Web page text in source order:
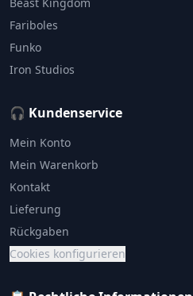
Fariboles
Funko
Iron Studios
🎧 Kundenservice
Mein Konto
Mein Warenkorb
Kontakt
Lieferung
Rückgaben
Cookies konfigurieren